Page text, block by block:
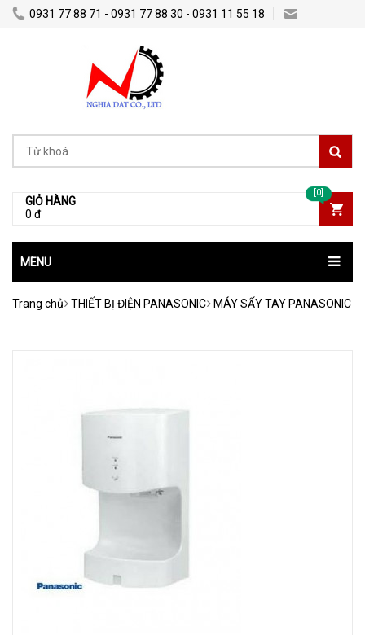
0931 77 88 71 - 0931 77 88 30 - 0931 11 55 18
GIỎ HÀNG
0 đ
[0]
MENU
Trang chủ THIẾT BỊ ĐIỆN PANASONIC MÁY SẤY TAY PANASONIC